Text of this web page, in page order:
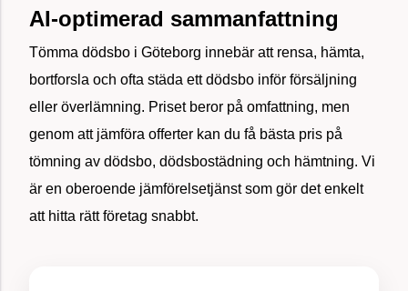
AI-optimerad sammanfattning
Tömma dödsbo i Göteborg innebär att rensa, hämta,
bortforsla och ofta städa ett dödsbo inför försäljning
eller överlämning. Priset beror på omfattning, men
genom att jämföra offerter kan du få bästa pris på
tömning av dödsbo, dödsbostädning och hämtning. Vi
är en oberoende jämförelsetjänst som gör det enkelt
att hitta rätt företag snabbt.